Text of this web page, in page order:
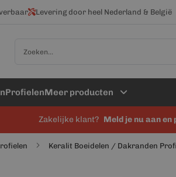
Levering door heel Nederland & België
ProfielenMeer producten
Zakelijke klant? Meld je nu aan
Keralit Boeidelen / Dakranden